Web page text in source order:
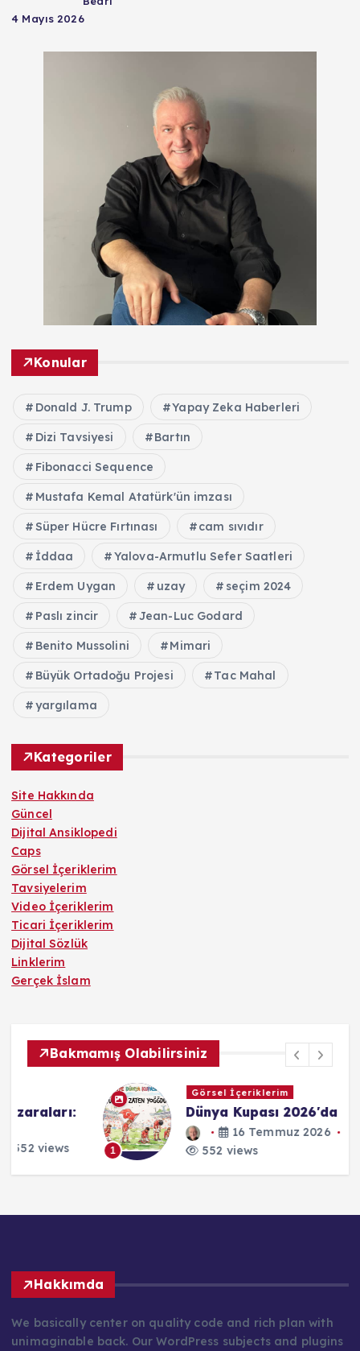
4 Mayıs 2026
Konular
Donald J. Trump Yapay Zeka Haberleri
Dizi Tavsiyesi Bartın
Fibonacci Sequence
Mustafa Kemal Atatürk'ün imzası
Süper Hücre Fırtınası cam sıvıdır
İddaa Yalova-Armutlu Sefer Saatleri
Erdem Uygan uzay seçim 2024
Paslı zincir Jean-Luc Godard
Benito Mussolini Mimari
Büyük Ortadoğu Projesi Tac Mahal
yargılama
Kategoriler
Site Hakkında
Güncel
Dijital Ansiklopedi
Caps
Görsel İçeriklerim
Tavsiyelerim
Video İçeriklerim
Ticari İçeriklerim
Dijital Sözlük
Linklerim
Gerçek İslam
Bakmamış Olabilirsiniz
1
Görsel İçeriklerim
Dünya Kupası 2026'da Türkiye
16 Temmuz 2026
552 views
Hakkımda
We basically center on quality code and rich plan with
unimaginable back. Our WordPress subjects and plugins